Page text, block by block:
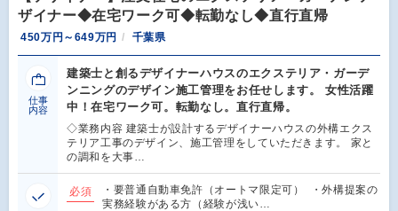
ザイナー◆在宅ワーク可◆転勤なし◆直行直帰
450万円～649万円 千葉県
仕事
内容
建築士と創るデザイナーハウスのエクステリア・ガーデ
ンニングのデザイン施工管理をお任せします。 女性活躍
中！在宅ワーク可。転勤なし。直行直帰。
◇業務内容 建築士が設計するデザイナーハウスの外構エクス
テリア工事のデザイン、施工管理をしていただきます。 家と
の調和を大事…
必須
・要普通自動車免許（オートマ限定可） ・外構提案の
実務経験がある方（経験が浅い…